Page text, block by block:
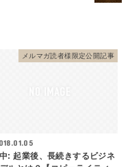
メルマガ読者様限定公開記事
: 起業後、長続きするビジネ